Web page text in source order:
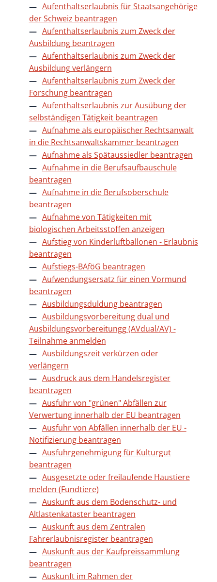
Aufenthaltserlaubnis für Staatsangehörige
der Schweiz beantragen
Aufenthaltserlaubnis zum Zweck der
Ausbildung beantragen
Aufenthaltserlaubnis zum Zweck der
Ausbildung verlängern
Aufenthaltserlaubnis zum Zweck der
Forschung beantragen
Aufenthaltserlaubnis zur Ausübung der
selbständigen Tätigkeit beantragen
Aufnahme als europäischer Rechtsanwalt
in die Rechtsanwaltskammer beantragen
Aufnahme als Spätaussiedler beantragen
Aufnahme in die Berufsaufbauschule
beantragen
Aufnahme in die Berufsoberschule
beantragen
Aufnahme von Tätigkeiten mit
biologischen Arbeitsstoffen anzeigen
Aufstieg von Kinderluftballonen - Erlaubnis
beantragen
Aufstiegs-BAföG beantragen
Aufwendungsersatz für einen Vormund
beantragen
Ausbildungsduldung beantragen
Ausbildungsvorbereitung dual und
Ausbildungsvorbereitungg (AVdual/AV) -
Teilnahme anmelden
Ausbildungszeit verkürzen oder
verlängern
Ausdruck aus dem Handelsregister
beantragen
Ausfuhr von "grünen" Abfällen zur
Verwertung innerhalb der EU beantragen
Ausfuhr von Abfällen innerhalb der EU -
Notifizierung beantragen
Ausfuhrgenehmigung für Kulturgut
beantragen
Ausgesetzte oder freilaufende Haustiere
melden (Fundtiere)
Auskunft aus dem Bodenschutz- und
Altlastenkataster beantragen
Auskunft aus dem Zentralen
Fahrerlaubnisregister beantragen
Auskunft aus der Kaufpreissammlung
beantragen
Auskunft im Rahmen der